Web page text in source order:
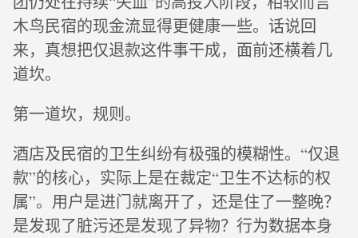
木鸟民宿的现金流显得更健康一些。话说回
来，真想把仅退款这件事干成，面前还横着几
道坎。
第一道坎，规则。
酒店及民宿的卫生纠纷有极强的模糊性。“仅退
款”的核心，实际上是在裁定“卫生不达标的权
属”。用户是进门就离开了，还是住了一整晚？
是发现了脏污还是发现了异物？行为数据本身